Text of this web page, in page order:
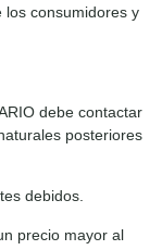
los consumidores y
debe contactar
posteriores
debidos.
precio mayor al